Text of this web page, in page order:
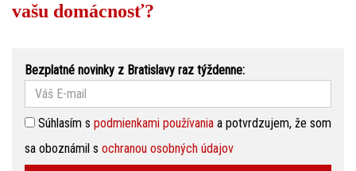
vašu domácnosť?
Bezplatné novinky z Bratislavy raz týždenne:
Súhlasím s podmienkami používania a potvrdzujem, že som
sa oboznámil s ochranou osobných údajov